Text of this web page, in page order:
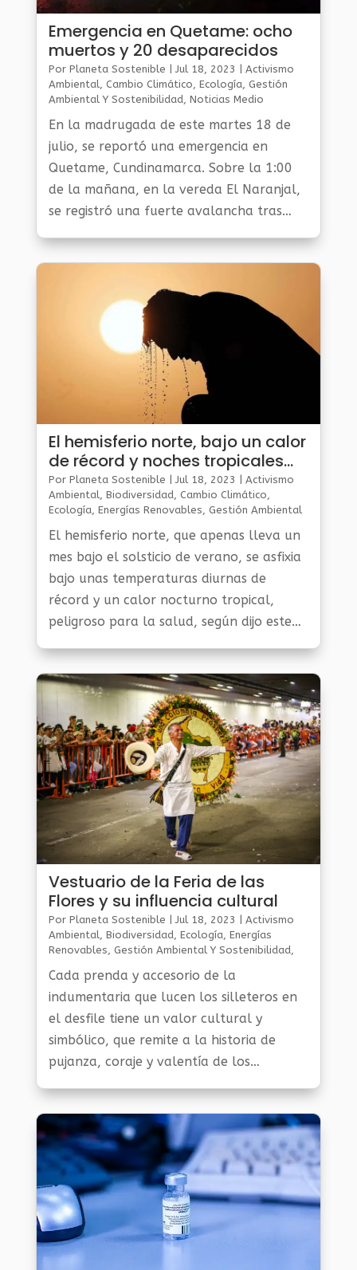
Emergencia en Quetame: ocho
muertos y 20 desaparecidos
Por Planeta Sostenible |Jul 18, 2023
Activismo
Ambiental, Cambio Climático, Ecología, Gestión
Ambiental Y Sostenibilidad, Noticias Medio
En la madrugada de este martes 18 de
julio, se reportó una emergencia en
Quetame, Cundinamarca. Sobre la 1:00
de la mañana, en la vereda El Naranjal,
se registró una fuerte avalancha tras
fallecidas, entre ellas tres menores de
edad, 20 desaparecidas y varias viviendas
afectadas.
El hemisferio norte, bajo un calor
de récord y noches tropicales
peligrosas para la salud
Por Planeta Sostenible | Jul 18, 2023 | Activismo
Ambiental Biodiversidad Cambio Climático
Ecología Energías Renovables Gestión Ambiental
Al Día,Planeta Verde
El hemisferio norte, que apenas lleva un
mes bajo el solsticio de verano, se asfixia
bajo unas temperaturas diurnas de
récord y un calor nocturno tropical,
peligroso para la salud, según dijo este
Vestuario de la Feria de las
Flores y su influencia cultural
Por Planeta Sostenible | Jul 18, 2023 | Activismo
Ambiental Biodiversidad Ecología Energías
Renovables Gestión Ambiental Y Sostenibilidad
Verde
Cada prenda y accesorio de la
indumentaria que lucen los silleteros en
el desfile tiene un valor cultural y
simbólico, que remite a la historia de
pujanza, coraje y valentía de los